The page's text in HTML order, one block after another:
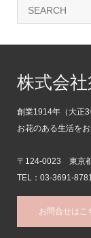
株式会
創業1914年（大正
お花のある生活を
〒124-0023 東京
TEL：03-3691-
お問合せはこ